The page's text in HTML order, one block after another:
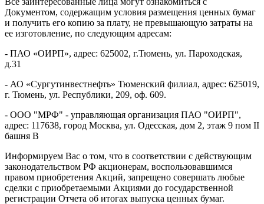
Документом, содержащим условия размещения ценных бумаг
и получить его копию за плату, не превышающую затраты на
ее изготовление, по следующим адресам:
- ПАО «ОИРП», адрес: 625002, г.Тюмень, ул. Пароходская,
д.31
- АО «Сургутинвестнефть» Тюменский филиал, адрес: 625019,
г. Тюмень, ул. Республики, 209, оф. 609.
- ООО "МРФ" - управляющая организация ПАО "ОИРП",
адрес: 117638, город Москва, ул. Одесская, дом 2, этаж 9 пом II
башня В
Информируем Вас о том, что в соответствии с действующим
законодательством РФ акционерам, воспользовавшимся
правом приобретения Акций, запрещено совершать любые
сделки с приобретаемыми Акциями до государственной
регистрации Отчета об итогах выпуска ценных бумаг.